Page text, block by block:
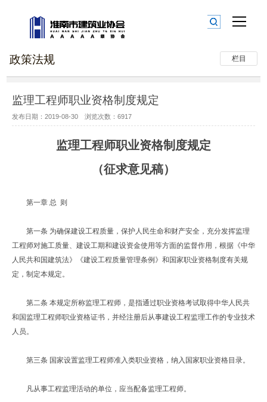
栏目
政策法规
监理工程师职业资格制度规定
发布日期：2019-08-30 浏览次数：6917
监理工程师职业资格制度规定
（征求意见稿）
第一章 总 则
第一条 为确保建设工程质量，保护人民生命和财产安全，充分发挥监理
工程师对施工质量、建设工期和建设资金使用等方面的监督作用，根据《中华
人民共和国建筑法》《建设工程质量管理条例》和国家职业资格制度有关规
定，制定本规定。
第二条 本规定所称监理工程师，是指通过职业资格考试取得中华人民共
和国监理工程师职业资格证书，并经注册后从事建设工程监理工作的专业技术
人员。
第三条 国家设置监理工程师准入类职业资格，纳入国家职业资格目录。
凡从事工程监理活动的单位，应当配备监理工程师。